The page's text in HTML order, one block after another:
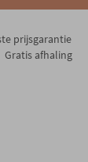
prijsgarantie
Gratis afhaling